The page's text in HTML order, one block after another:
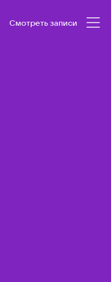
Смотреть записи